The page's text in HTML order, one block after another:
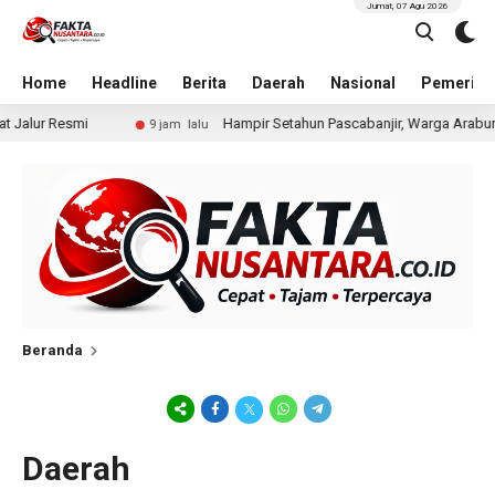
Home Headline Berita Daerah Nasional
Jumat, 07 Agu 2026
Resmi 9 jam lalu Hampir Setahun Pascabanjir, Warga
Beranda
Daerah